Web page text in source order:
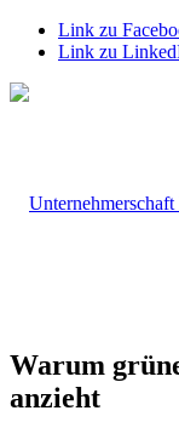
Link zu
Link zu
Warum
anzieht